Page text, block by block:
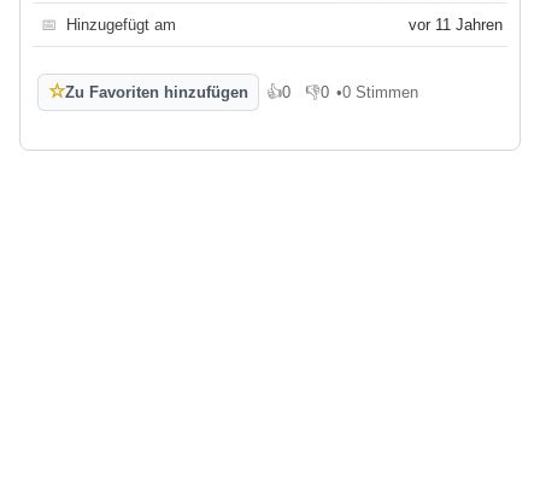
📅 Hinzugefügt am vor 11 Jahren
☆Zu Favoriten hinzufügen 👍0
Gefällt mir
👎0
Gefällt mir nicht
•0 Stimmen